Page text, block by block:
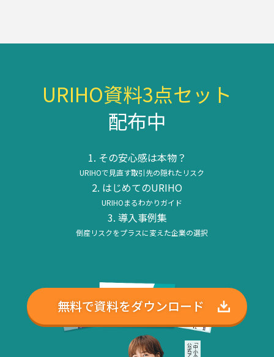
URIHO資料3点セット
配布中
その安心感は本物？
URIHOで見直す取引先の隠れたリスク
はじめてのURIHO
URIHOまるわかりガイド
導入事例集
倒産リスクをプラスに変えた企業の選択
無料で資料をダウンロード